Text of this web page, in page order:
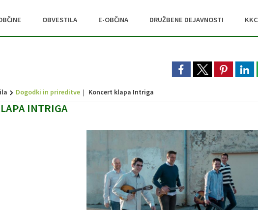
OBVESTILA E-OBČINA DRUŽBENE DEJAVNOSTI KKC
Dogodki in prireditve Koncert klapa Intriga
INTRIGA